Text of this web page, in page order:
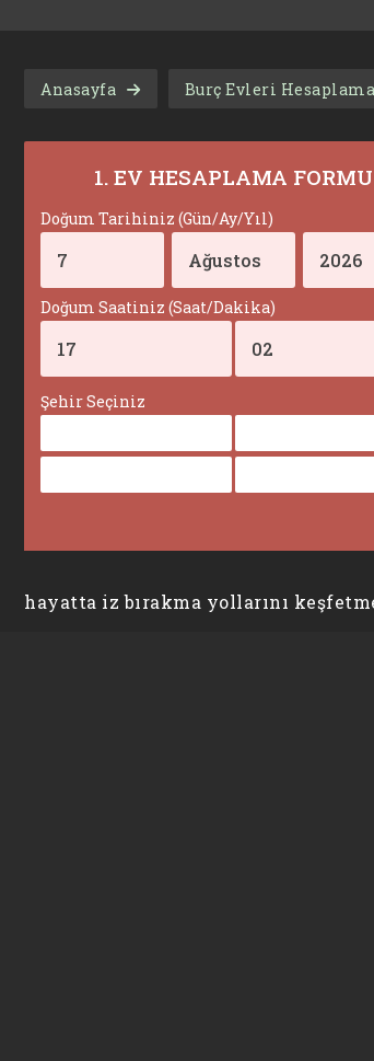
Anasayfa Burç Evleri
1. EV HESAPLAMA FORMU
Doğum Tarihiniz (Gün/Ay/Yıl)
Doğum Saatiniz (Saat/Dakika)
Şehir Seçiniz
hayatta iz bırakma yollarını